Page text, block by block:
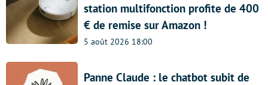
station multifonction profite de 400
€ de remise sur Amazon !
5 août 2026 18:00
Panne Claude : le chatbot subit de